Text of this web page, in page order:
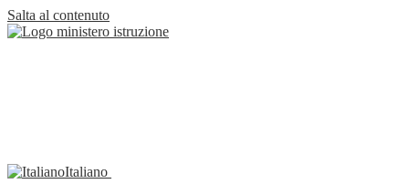
Salta al contenuto
Italiano